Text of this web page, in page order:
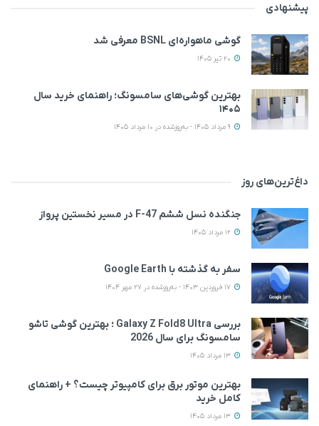
پیشنهادی
گوشی ماهواره‌ای BSNL معرفی شد
بهترین گوشی‌های سامسونگ؛ راهنمای خرید سال
۱۴۰۵
داغ‌ترین‌های روز
جنگنده نسل ششم F-47 در مسیر نخستین پرواز
سفر به گذشته با Google Earth
بررسی Galaxy Z Fold8 Ultra ؛ بهترین گوشی تاشو
سامسونگ برای سال 2026
بهترین موتور برق برای کامپیوتر چیست؟ + راهنمای
کامل خرید